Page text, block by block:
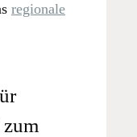
regionale